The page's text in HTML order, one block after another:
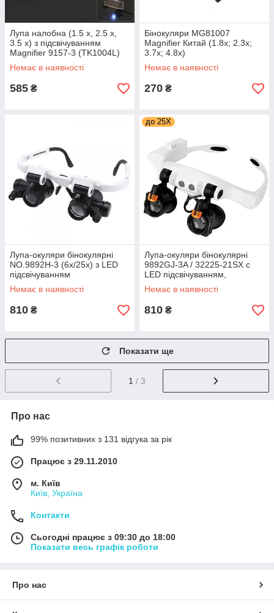
Лупа налобна (1.5 х, 2.5 х,
3.5 х) з підсвічуванням
Magnifier 9157-3 (TK1004L)
Немає в наявності
585 ₴
Бінокуляри MG81007
Magnifier Китай (1.8х; 2.3х;
3.7х; 4.8х)
Немає в наявності
270 ₴
Лупа-окуляри бінокулярні
NO.9892H-3 (6x/25x) з LED
підсвічуванням
Немає в наявності
810 ₴
до 25X
Лупа-окуляри бінокулярні
9892GJ-3A / 32225-21SX c
LED підсвічуванням,
кратність збільшення від 3x
до 25х
Немає в наявності
810 ₴
Показати ще
1 / 3
Про нас
99% позитивних з 131 відгука за рік
Працює з 29.11.2010
м. Київ
Київ, Україна
Контакти
Сьогодні працює з 09:30 до 18:00
Показати весь графік роботи
Про нас